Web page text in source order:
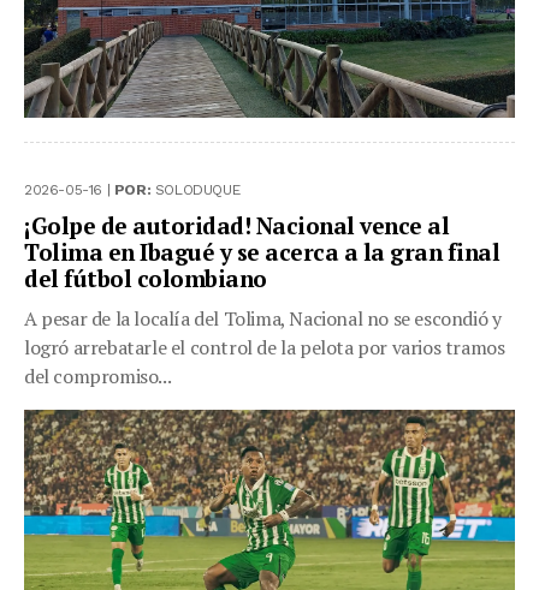
2026-05-16 | POR: SOLODUQUE
¡Golpe de autoridad! Nacional vence al
Tolima en Ibagué y se acerca a la gran final
del fútbol colombiano
A pesar de la localía del Tolima, Nacional no se escondió y
logró arrebatarle el control de la pelota por varios tramos
del compromiso...